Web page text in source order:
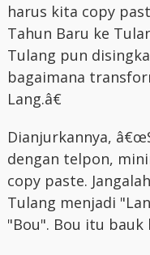
harus kita copy
Tahun Baru ke
Tulang pun
bagaimana
Lang.â€
Dianjurkannya,
dengan telpon,
copy paste.
Tulang menjadi
"Bou". Bou itu bauk